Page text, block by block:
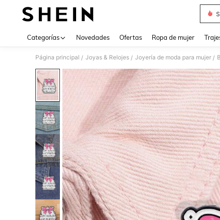
Categorías Novedades Ofertas Ropa de mujer
Página principal / Joyas & Relojes / Joyería de moda para mujer /